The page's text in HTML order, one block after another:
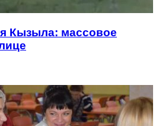
Кызыла: массовое